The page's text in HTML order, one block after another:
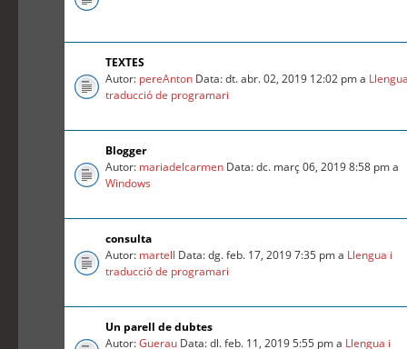
TEXTES
Autor: pereAnton Data: dt. abr. 02, 2019 12:02 pm a
traducció de programari
Blogger
Autor: mariadelcarmen Data: dc. març 06, 2019 8:58 pm a
Windows
consulta
Autor: martell Data: dg. feb. 17, 2019 7:35 pm a Llengua i
traducció de programari
Un parell de dubtes
Autor:Guerau Data: dl. feb. 11, 2019 5:55 pm a Llengua i